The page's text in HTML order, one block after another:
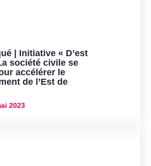
| Initiative « D’est
société civile se
accélérer le
de l’Est de
2023